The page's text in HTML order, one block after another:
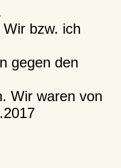
bzw. ich
gegen den
Wir waren von